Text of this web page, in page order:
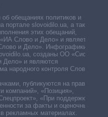
обещаниях политиков и
портале slovoidilo.ua, а также
этих обещаний,
Слово и Дело» и является
и Дело». Инфографики,
созданы ОО «Система
Дело» и являются
народного контроля Слово и
публикуются на правах
компаний», «Позиция»,
«При поддержке».
за факты и оценочные
рекламных материалах.